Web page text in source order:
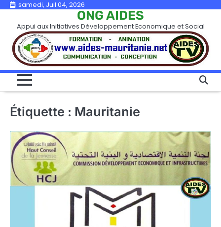
Skip
content
samedi, Juil 04, 2026
ONG AIDES
Appui aux Initiatives Développement Economique et Social
Étiquette : Mauritanie